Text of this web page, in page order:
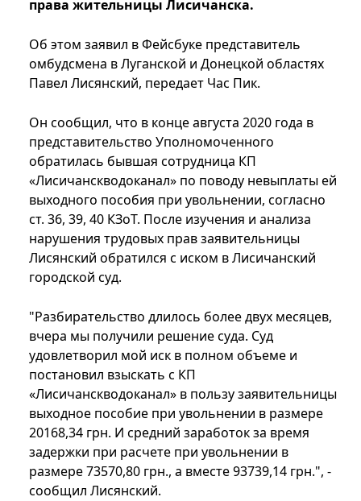
права жительницы Лисичанска.
Об этом заявил в Фейсбуке представитель
омбудсмена в Луганской и Донецкой областях
Павел Лисянский, передает Час Пик.
Он сообщил, что в конце августа 2020 года в
представительство Уполномоченного
обратилась бывшая сотрудница КП
«Лисичанскводоканал» по поводу невыплаты ей
выходного пособия при увольнении, согласно
ст. 36, 39, 40 КЗоТ. После изучения и анализа
нарушения трудовых прав заявительницы
Лисянский обратился с иском в Лисичанский
городской суд.
"Разбирательство длилось более двух месяцев,
вчера мы получили решение суда. Суд
удовлетворил мой иск в полном объеме и
постановил взыскать с КП
«Лисичанскводоканал» в пользу заявительницы
выходное пособие при увольнении в размере
20168,34 грн. И средний заработок за время
задержки при расчете при увольнении в
размере 73570,80 грн., а вместе 93739,14 грн.", -
сообщил Лисянский.